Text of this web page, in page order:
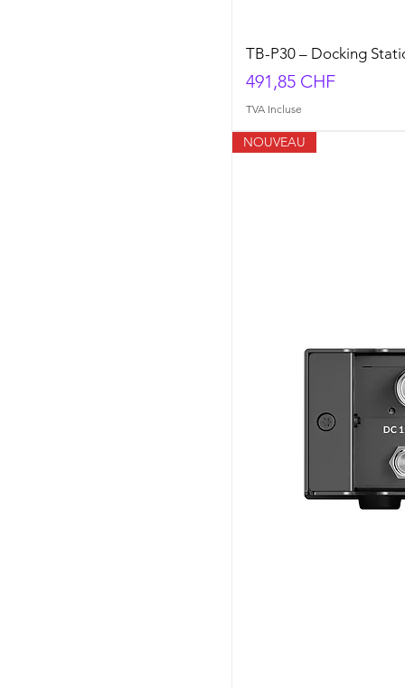
TB-P30 – Docking
Prix
491,85 CHF
TVA Incluse
NOUVEAU